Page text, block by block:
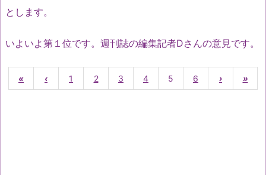
とします。
いよいよ第１位です。週刊誌の編集記者Dさんの意見です。
« ‹ 1 2 3 4 5 6 › »